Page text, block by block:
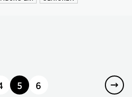
seiteseite
5
seite
6